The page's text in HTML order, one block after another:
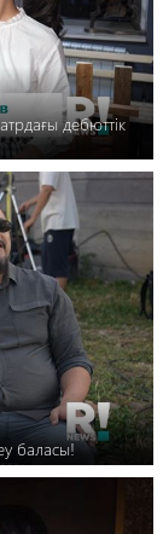
дебюттік
баласы!